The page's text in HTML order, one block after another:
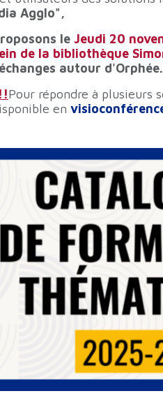
Agglo",
le Jeudi 20
de la bibliothèque
autour d'Orphée.
Pour répondre à plusieurs
en